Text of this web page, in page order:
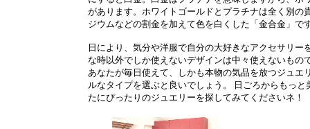
があります。ホワイトゴールドとプラチナは全く別
ジウムなどの割金を加えて色を白くした「金合金」で
日により、気分や洋服で自分の大好きなアクセサリ
な時以外でしか使えないデザインは中々使えないもの
あなたが毎日使えて、しかも本物の気品を放つジュ
ルなタイプを選ぶと良いでしょう。 日ごろからもっ
たにぴったりのジュエリーを探してみてくださいネ！